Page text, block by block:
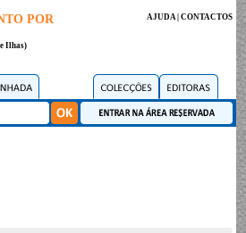
POR
Ilhas)
AJUDA| CONTACTOS